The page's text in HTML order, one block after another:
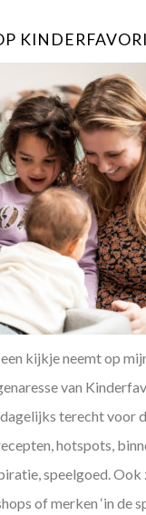
kijkje neemt op
van
terecht voor
hotspots,
speelgoed. Ook
of merken ‘in de